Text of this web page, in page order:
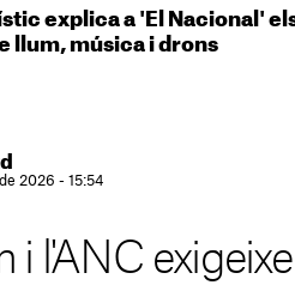
explica a 'El Nacional'
llum, música i drons
2026 - 15:54
i l'ANC